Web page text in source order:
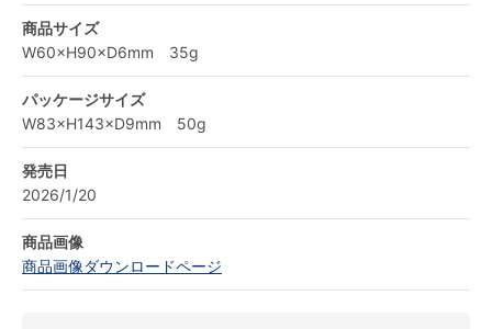
商品サイズ
W60×H90×D6mm 35g
パッケージサイズ
W83×H143×D9mm 50g
発売日
2026/1/20
商品画像
商品画像ダウンロードページ